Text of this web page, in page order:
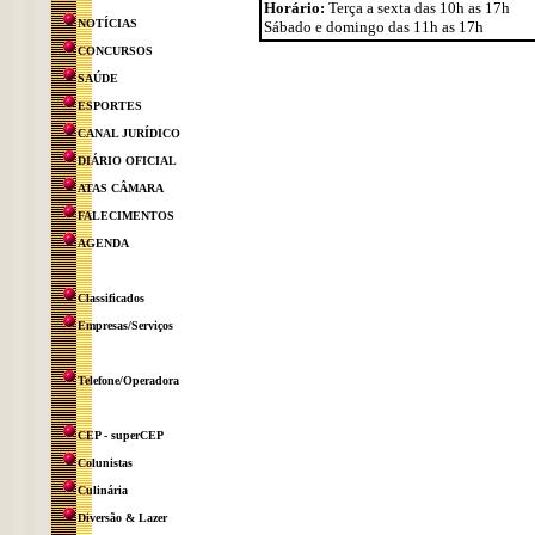
NOTÍCIAS
CONCURSOS
SAÚDE
ESPORTES
CANAL JURÍDICO
DIÁRIO OFICIAL
ATAS CÂMARA
FALECIMENTOS
AGENDA
Classificados
Empresas/Serviços
Telefone/Operadora
CEP - superCEP
Colunistas
Culinária
Diversão & Lazer
Horário: Terça a sexta das 10h as 17h
Sábado e domingo das 11h as 17h